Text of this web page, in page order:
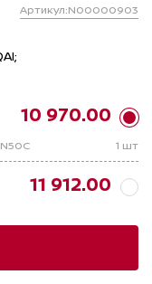
Артикул:N00000903
10 970.00
1 шт
11 912.00